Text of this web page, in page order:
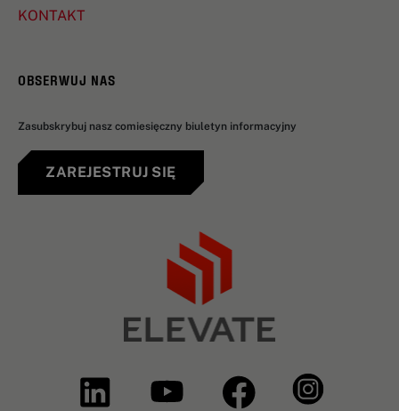
KONTAKT
OBSERWUJ NAS
Zasubskrybuj nasz comiesięczny biuletyn informacyjny
ZAREJESTRUJ SIĘ